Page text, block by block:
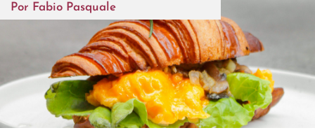
Por Fabio Pasquale